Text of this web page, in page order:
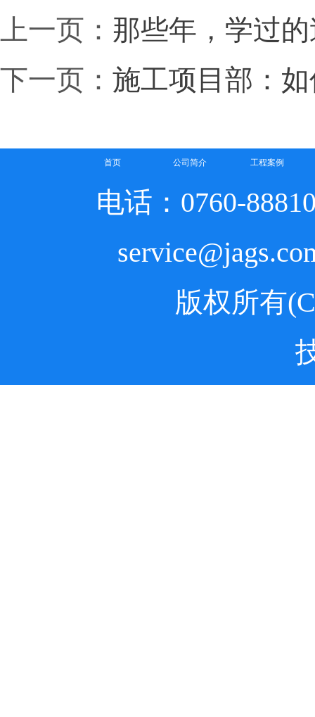
上一页： 那些年，学过
下一页： 施工项目部：
首页 公司简介 工程案例
电话：0760-
版权所有